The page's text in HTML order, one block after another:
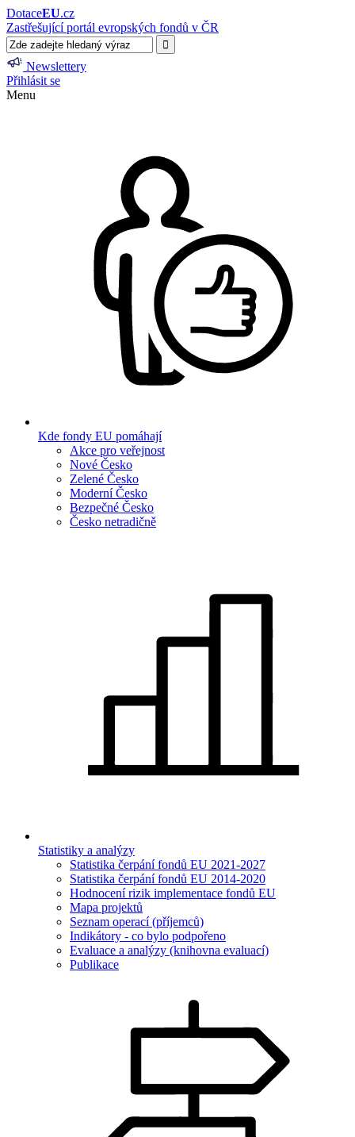
DotaceEU.cz
Zastřešující portál evropských fondů v ČR
Newslettery
Přihlásit se
Menu
Kde fondy EU pomáhají
Akce pro veřejnost
Nové Česko
Zelené Česko
Moderní Česko
Bezpečné Česko
Česko netradičně
Statistiky a analýzy
Statistika čerpání fondů EU 2021-2027
Statistika čerpání fondů EU 2014-2020
Hodnocení rizik implementace fondů EU
Mapa projektů
Seznam operací (příjemců)
Indikátory - co bylo podpořeno
Evaluace a analýzy (knihovna evaluací)
Publikace